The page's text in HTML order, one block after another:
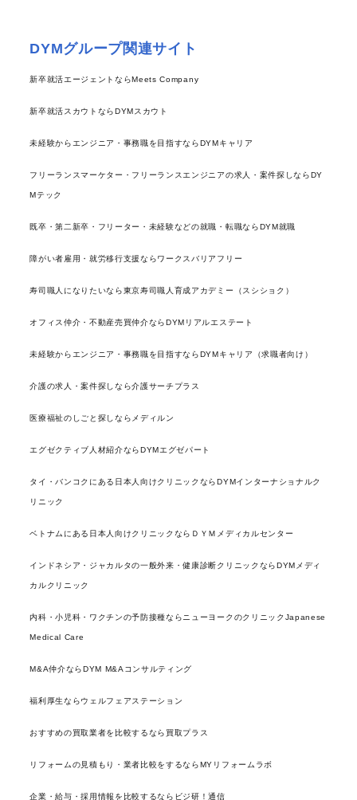
DYMグループ関連サイト
新卒就活エージェントならMeets Company
新卒就活スカウトならDYMスカウト
未経験からエンジニア・事務職を目指すならDYMキャリア
フリーランスマーケター・フリーランスエンジニアの求人・案件探しならDY
Mテック
既卒・第二新卒・フリーター・未経験などの就職・転職ならDYM就職
障がい者雇用・就労移行支援ならワークスバリアフリー
寿司職人になりたいなら東京寿司職人育成アカデミー（スシショク）
オフィス仲介・不動産売買仲介ならDYMリアルエステート
未経験からエンジニア・事務職を目指すならDYMキャリア（求職者向け）
介護の求人・案件探しなら介護サーチプラス
医療福祉のしごと探しならメディルン
エグゼクティブ人材紹介ならDYMエグゼパート
タイ・バンコクにある日本人向けクリニックならDYMインターナショナルク
リニック
ベトナムにある日本人向けクリニックならＤＹＭメディカルセンター
インドネシア・ジャカルタの一般外来・健康診断クリニックならDYMメディ
カルクリニック
内科・小児科・ワクチンの予防接種ならニューヨークのクリニックJapanese
Medical Care
M&A仲介ならDYM M&Aコンサルティング
福利厚生ならウェルフェアステーション
おすすめの買取業者を比較するなら買取プラス
リフォームの見積もり・業者比較をするならMYリフォームラボ
企業・給与・採用情報を比較するならビジ研！通信